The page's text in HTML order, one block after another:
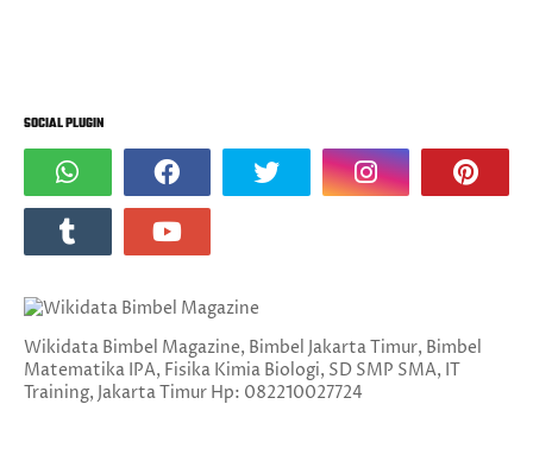
SOCIAL PLUGIN
Wikidata Bimbel Magazine, Bimbel Jakarta Timur, Bimbel
Matematika IPA, Fisika Kimia Biologi, SD SMP SMA, IT
Training, Jakarta Timur Hp: 082210027724